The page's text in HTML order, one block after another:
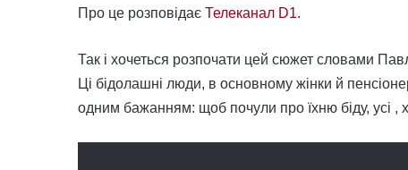
Про це розповідає Телеканал D1.
Так і хочеться розпочати цей сюжет словами
Ці бідолашні люди, в основному жінки й
одним бажанням: щоб почули про їхню біду, усі ,